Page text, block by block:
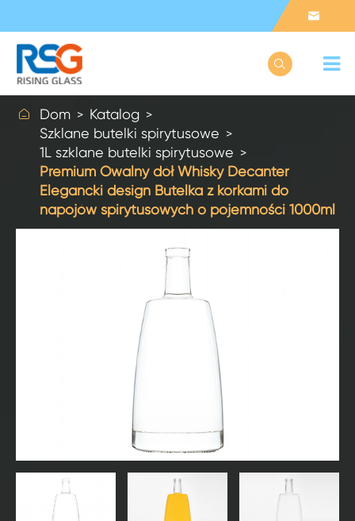


 Dom
Katalog
Szklane butelki spirytusowe
1L szklane butelki spirytusowe
Premium Owalny dół Whisky Decanter
Elegancki design Butelka z korkami do
napojów spirytusowych o pojemności 1000ml